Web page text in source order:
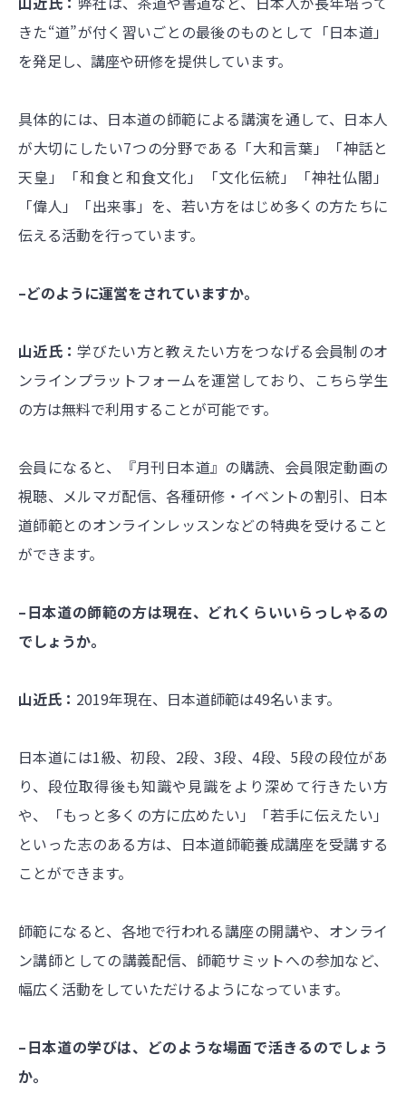
きた“道”が付く習いごとの最後のものとして「日本道」
を発足し、講座や研修を提供しています。
具体的には、日本道の師範による講演を通して、日本人
が大切にしたい7つの分野である「大和言葉」「神話と
天皇」「和食と和食文化」「文化伝統」「神社仏閣」
「偉人」「出来事」を、若い方をはじめ多くの方たちに
伝える活動を行っています。
–どのように運営をされていますか。
山近氏：学びたい方と教えたい方をつなげる会員制のオ
ンラインプラットフォームを運営しており、こちら学生
の方は無料で利用することが可能です。
会員になると、『月刊日本道』の購読、会員限定動画の
視聴、メルマガ配信、各種研修・イベントの割引、日本
道師範とのオンラインレッスンなどの特典を受けること
ができます。
–日本道の師範の方は現在、どれくらいいらっしゃるの
でしょうか。
山近氏： 2019年現在、日本道師範は49名います。
日本道には1級、初段、2段、3段、4段、5段の段位があ
り、段位取得後も知識や見識をより深めて行きたい方
や、「もっと多くの方に広めたい」「若手に伝えたい」
といった志のある方は、日本道師範養成講座を受講する
ことができます。
師範になると、各地で行われる講座の開講や、オンライ
ン講師としての講義配信、師範サミットへの参加など、
幅広く活動をしていただけるようになっています。
–日本道の学びは、どのような場面で活きるのでしょう
か。